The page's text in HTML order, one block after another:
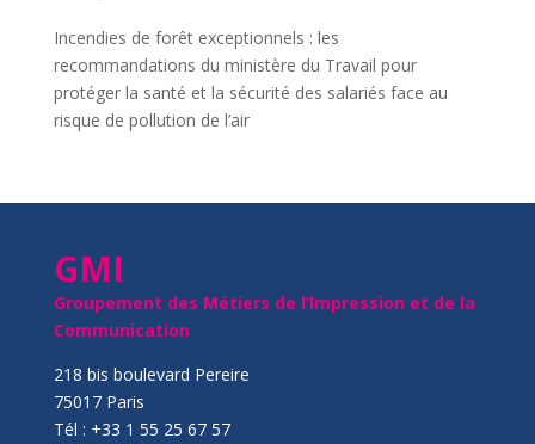
Incendies de forêt exceptionnels : les
recommandations du ministère du Travail pour
protéger la santé et la sécurité des salariés face au
risque de pollution de l’air
GMI
Groupement des Métiers de l’Impression et de la
Communication
218 bis boulevard Pereire
75017 Paris
Tél : +33 1 55 25 67 57